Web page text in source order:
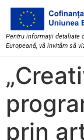
Pentru informații detaliate
Europeană, vă invităm să
prin